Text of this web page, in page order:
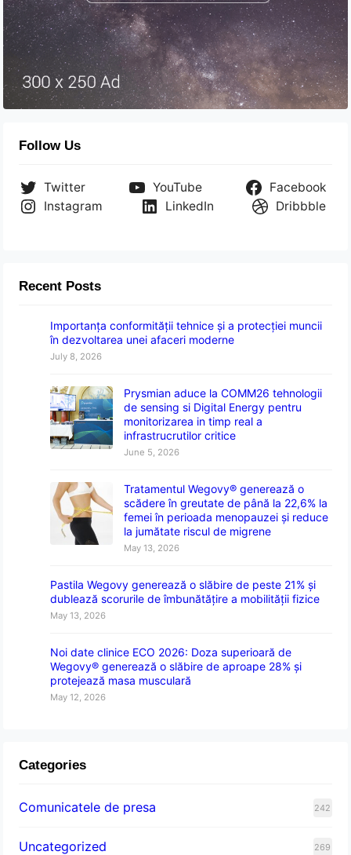
Follow Us
Twitter YouTube
Facebook
Instagram
LinkedIn Dribbble
Recent Posts
Importanța conformității tehnice și a protecției muncii
în dezvoltarea unei afaceri moderne
July 8, 2026
Prysmian aduce la COMM26 tehnologii
de sensing si Digital Energy pentru
monitorizarea in timp real a
infrastrucrutilor critice
June 5, 2026
Tratamentul Wegovy® generează o
scădere în greutate de până la 22,6% la
femei în perioada menopauzei și reduce
la jumătate riscul de migrene
May 13, 2026
Pastila Wegovy generează o slăbire de peste 21% și
dublează scorurile de îmbunătățire a mobilității fizice
May 13, 2026
Noi date clinice ECO 2026: Doza superioară de
Wegovy® generează o slăbire de aproape 28% și
protejează masa musculară
May 12, 2026
Categories
Comunicatele de presa 242
Uncategorized 269